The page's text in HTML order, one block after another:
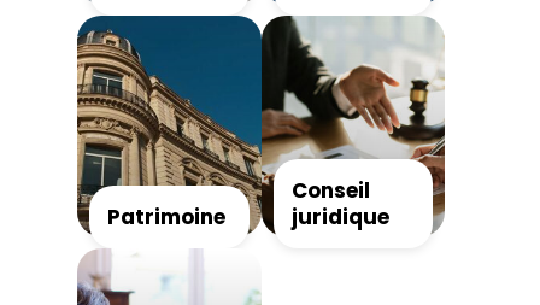
Patrimoine
Conseil
juridique